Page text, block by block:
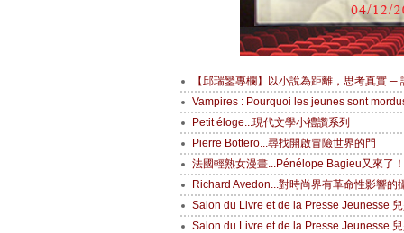
【邱瑞鑾專欄】以小說為距離，思考真實
Vampires : Pourquoi les jeunes sont
Petit éloge...現代文學小禮讚系列
Pierre Bottero...尋找開啟冒險世界的門
法國輕熟女漫畫...Pénélope Bagieu又來了
Richard Avedon...對時尚界有革命性影響的
Salon du Livre et de la Presse Jeunesse
Salon du Livre et de la Presse Jeunesse